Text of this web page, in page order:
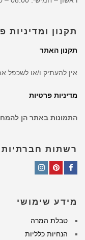
תקנון ומדיניות
תקנון האתר
אין להעתיק ו/או לשכפל
מדיניות פרטיות
התמונות באתר הן
רשתות חברתיות
מידע שימושי
טבלת המרה
הנחיות כלליות